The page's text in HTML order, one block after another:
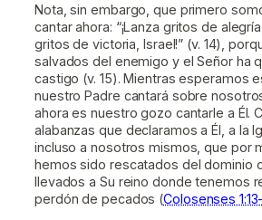
Nota, sin embargo, que primero
cantar ahora: “¡Lanza gritos de
gritos de victoria, Israel!” (v. 14),
salvados del enemigo y el Señor ha
castigo (v. 15). Mientras esperamos
nuestro Padre cantará sobre
ahora es nuestro gozo cantarle a Él.
alabanzas que declaramos a Él, a la
incluso a nosotros mismos, que por
hemos sido rescatados del dominio
llevados a Su reino donde tenemos
perdón de pecados (Colosenses